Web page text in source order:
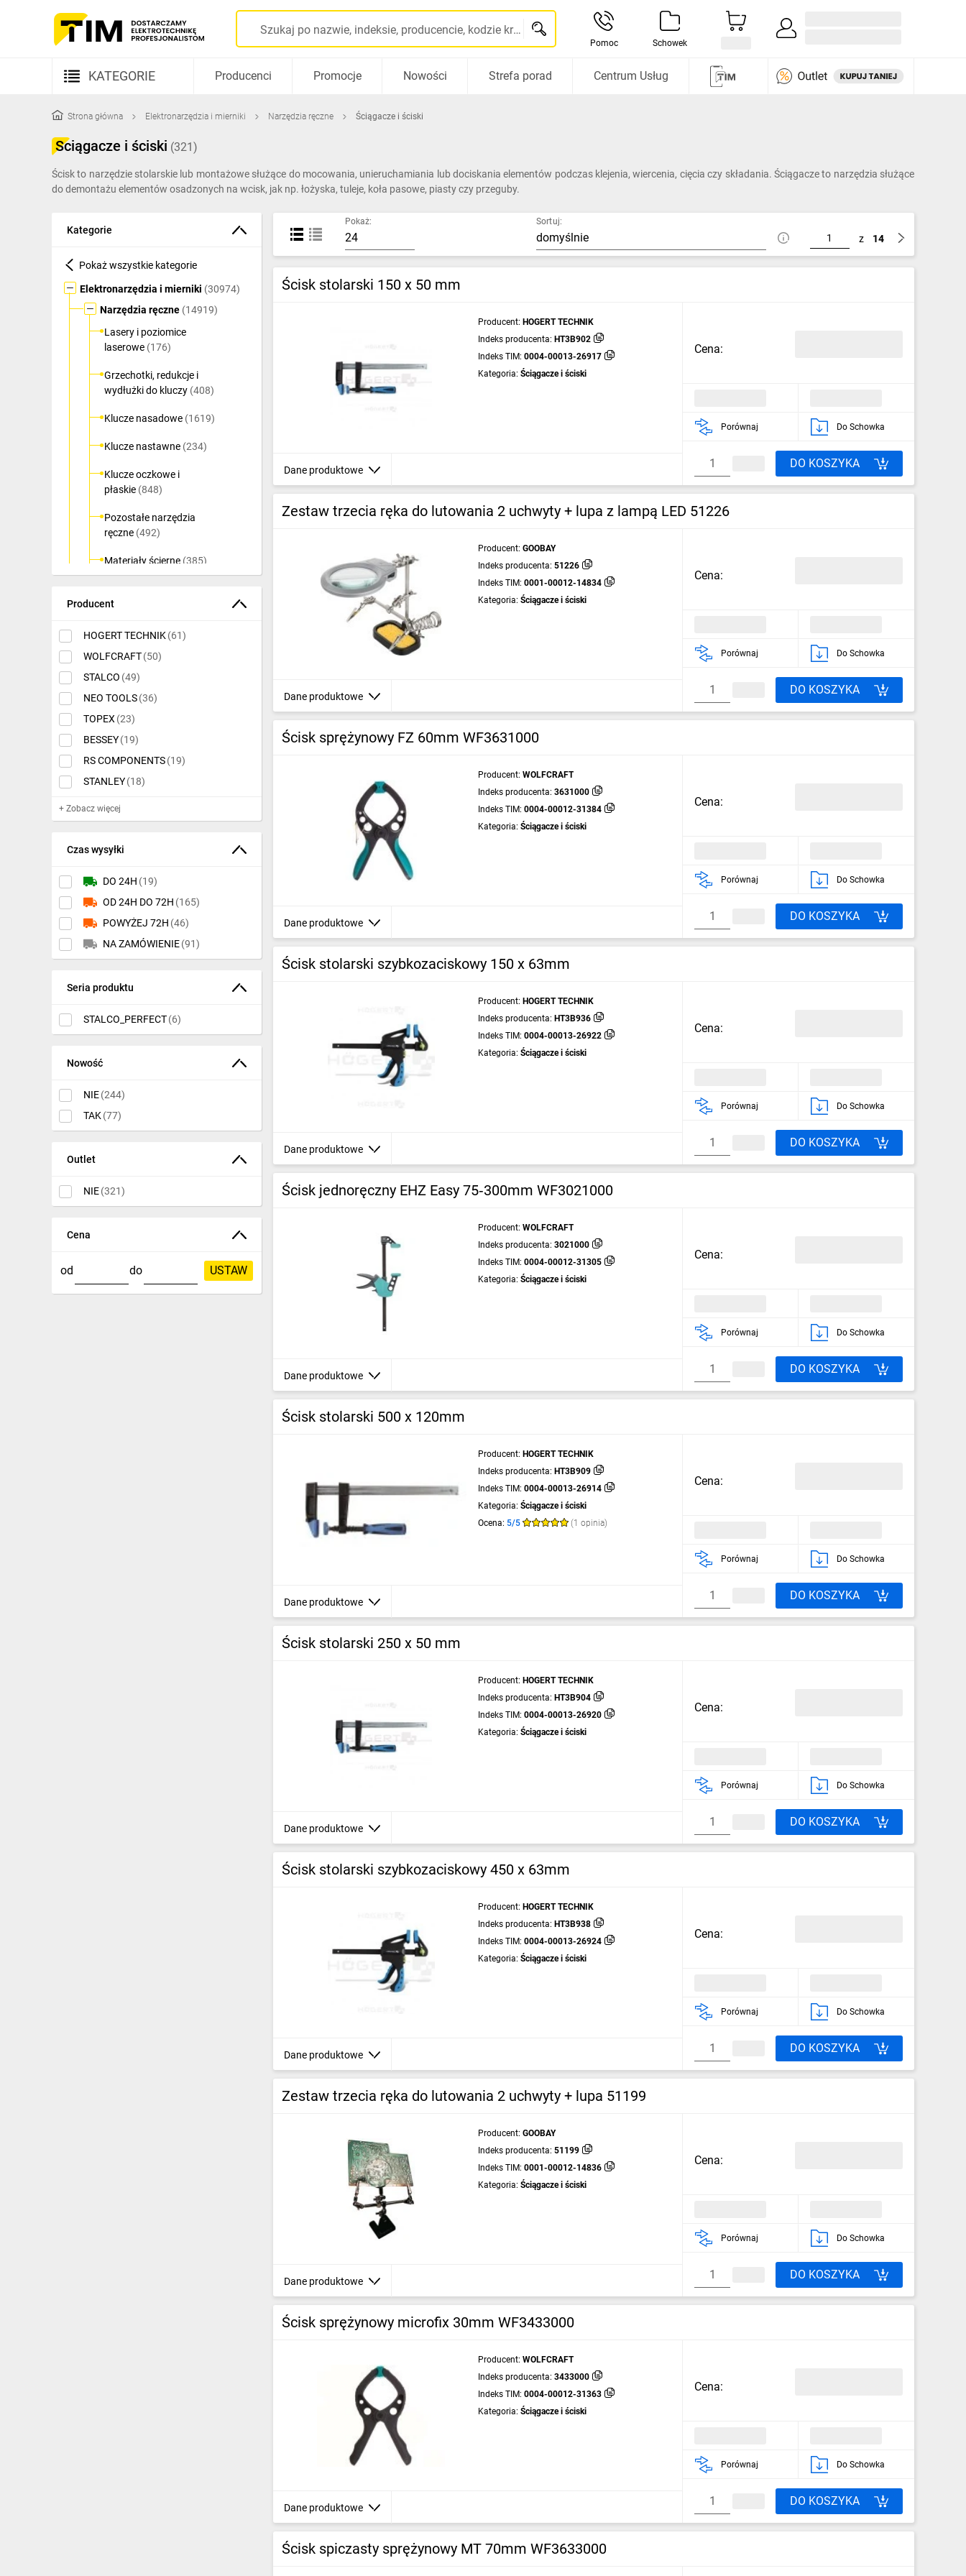
Szukaj po nazwie, indeksie, producencie, kodzie kreskowym...
Pomoc Schowek
KATEGORIE
Kable i przewody
Elementy prowadzenia kabli
Źródła światła
Oprawy oświetleniowe
Ochrona odgromowa
Osprzęt łączeniowy
Ogrzewanie
Elektronarzędzia i mierniki
Domofony i dzwonki
Napędy elektryczne
IT, GSM
Odzież ochronna i BHP
Inne
Budowa i Remont
Elektronika
Energetyka wiatrowa
Wentylacja i rekuperacja
Producenci Promocje Nowości Strefa porad Centrum Usług
Strona główna Elektronarzędzia i mierniki Narzędzia ręczne Ściągacze i ściski
Ściągacze i ściski (321)
Ścisk to narzędzie stolarskie lub montażowe służące do mocowania, unieruchamiania lub dociskania elementów podczas klejenia, wiercenia, cięcia czy składania. Ściągacze to narzędzia służące
do demontażu elementów osadzonych na wcisk, jak np. łożyska, tuleje, koła pasowe, piasty czy przeguby.
Kategorie
Pokaż wszystkie kategorie
Elektronarzędzia i mierniki (30974)
Narzędzia ręczne (14919)
Lasery i poziomice
laserowe (176)
Grzechotki, redukcje i
wydłużki do kluczy (408)
Klucze nasadowe (1619)
Klucze nastawne (234)
Klucze oczkowe i
płaskie (848)
Pozostałe narzędzia
ręczne (492)
Materiały ścierne (385)
Narzędzia do ściągania
izolacji (398)
Nożyce i obcinaki
Noże monterskie i
ostrza(454)
Oliwiarki i smarownice
Pace, szpachle i
Piły i brzeszczoty
Poziomice(312)
Proste narzędzia
miernicze(518)
Ściągacze i ściski
kombinerki
(1311)
Zestawy narzędzi
Akcesoria meblarskie(59)
Nitownice i
plombownice(89)
Producent
HOGERT TECHNIK(61)
WOLFCRAFT(50)
STALCO (49)
NEO TOOLS(36)
TOPEX (23)
BESSEY(19)
RS COMPONENTS(19)
STANLEY(18)
+ Zobacz więcej
Czas wysyłki
DO 24H (19)
OD 24H DO 72H (165)
POWYŻEJ 72H (46)
NA ZAMÓWIENIE(91)
Seria produktu
STALCO_PERFECT(6)
Nowość
NIE(244)
TAK(77)
Outlet
NIE(321)
Cena
od do USTAW
Pokaż: Sortuj:
z 14
Ścisk stolarski 150 x 50 mm
Producent: HOGERT TECHNIK
Indeks producenta: HT3B902
Indeks TIM: 0004-00013-26917
Kategoria: Ściągacze i ściski
Dane produktowe
Cena:
Porównaj Do Schowka
DO KOSZYKA
Zestaw trzecia ręka do lutowania 2 uchwyty + lupa z lampą LED 51226
Producent: GOOBAY
Indeks producenta: 51226
Indeks TIM: 0001-00012-14834
Kategoria: Ściągacze i ściski
Dane produktowe
Cena:
Porównaj Do Schowka
DO KOSZYKA
Ścisk sprężynowy FZ 60mm WF3631000
Producent: WOLFCRAFT
Indeks producenta: 3631000
Indeks TIM: 0004-00012-31384
Kategoria: Ściągacze i ściski
Dane produktowe
Cena:
Porównaj Do Schowka
DO KOSZYKA
Ścisk stolarski szybkozaciskowy 150 x 63mm
Producent: HOGERT TECHNIK
Indeks producenta: HT3B936
Indeks TIM: 0004-00013-26922
Kategoria: Ściągacze i ściski
Dane produktowe
Cena:
Porównaj Do Schowka
DO KOSZYKA
Ścisk jednoręczny EHZ Easy 75‑300mm WF3021000
Producent: WOLFCRAFT
Indeks producenta: 3021000
Indeks TIM: 0004-00012-31305
Kategoria: Ściągacze i ściski
Dane produktowe
Cena:
Porównaj Do Schowka
DO KOSZYKA
Ścisk stolarski 500 x 120mm
Producent: HOGERT TECHNIK
Indeks producenta: HT3B909
Indeks TIM: 0004-00013-26914
Kategoria: Ściągacze i ściski
Ocena: 5/5 (1 opinia)
Dane produktowe
Cena:
Porównaj Do Schowka
DO KOSZYKA
Ścisk stolarski 250 x 50 mm
Producent: HOGERT TECHNIK
Indeks producenta: HT3B904
Indeks TIM: 0004-00013-26920
Kategoria: Ściągacze i ściski
Dane produktowe
Cena:
Porównaj Do Schowka
DO KOSZYKA
Ścisk stolarski szybkozaciskowy 450 x 63mm
Producent: HOGERT TECHNIK
Indeks producenta: HT3B938
Indeks TIM: 0004-00013-26924
Kategoria: Ściągacze i ściski
Dane produktowe
Cena:
Porównaj Do Schowka
DO KOSZYKA
Zestaw trzecia ręka do lutowania 2 uchwyty + lupa 51199
Producent: GOOBAY
Indeks producenta: 51199
Indeks TIM: 0001-00012-14836
Kategoria: Ściągacze i ściski
Dane produktowe
Cena:
Porównaj Do Schowka
DO KOSZYKA
Ścisk sprężynowy microfix 30mm WF3433000
Producent: WOLFCRAFT
Indeks producenta: 3433000
Indeks TIM: 0004-00012-31363
Kategoria: Ściągacze i ściski
Dane produktowe
Cena:
Porównaj Do Schowka
DO KOSZYKA
Ścisk spiczasty sprężynowy MT 70mm WF3633000